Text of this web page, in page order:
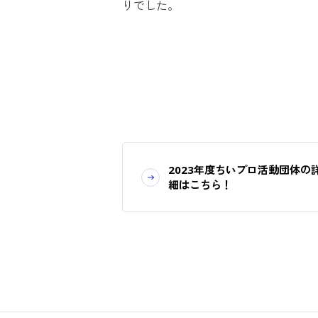
りでした。
2023年度ちいプロ活動団体の
細はこちら！